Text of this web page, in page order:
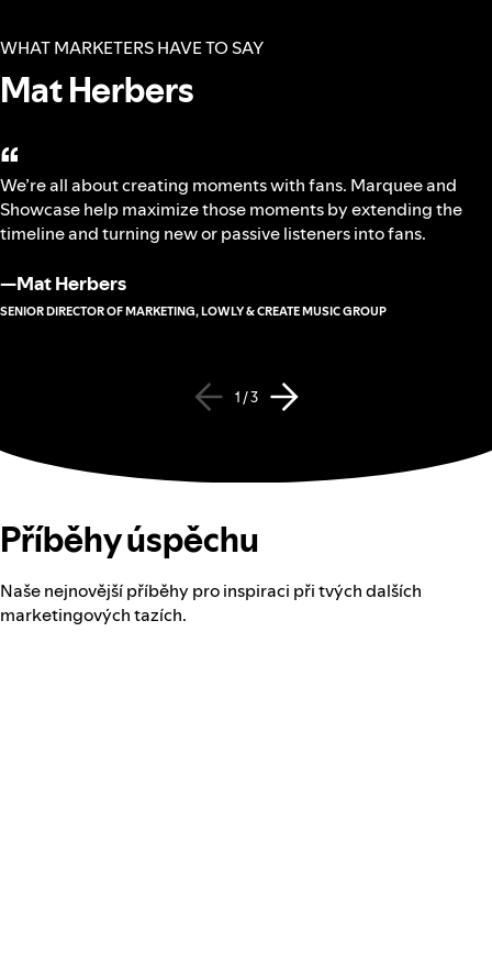
WHAT MARKETERS HAVE TO SAY
Mat Herbers
“
We’re all about creating moments with fans. Marquee and
Showcase help maximize those moments by extending the
timeline and turning new or passive listeners into fans.
—Mat Herbers
SENIOR DIRECTOR OF MARKETING, LOWLY & CREATE MUSIC GROUP
1 / 3
Příběhy úspěchu
Naše nejnovější příběhy pro inspiraci při tvých dalších
marketingových tazích.